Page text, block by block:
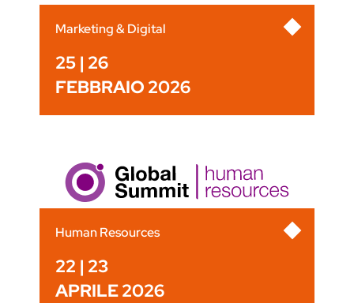
Marketing & Digital
25 | 26
FEBBRAIO 2026
Human Resources
22 | 23
APRILE 2026